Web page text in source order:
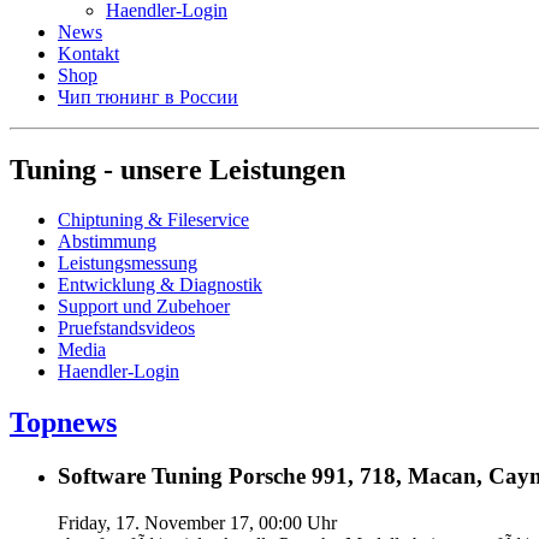
Haendler-Login
News
Kontakt
Shop
Чип тюнинг в России
Tuning - unsere Leistungen
Chiptuning & Fileservice
Abstimmung
Leistungsmessung
Entwicklung & Diagnostik
Support und Zubehoer
Pruefstandsvideos
Media
Haendler-Login
Topnews
Software Tuning Porsche 991, 718, Macan,
Friday, 17. November 17, 00:00 Uhr